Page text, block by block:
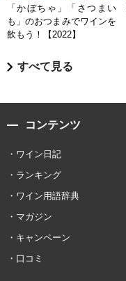
「かぼちゃ」「さつまい
も」のおつまみでワインを
飲もう！【2022】
すべて見る
コンテンツ
ワイン日記
ランキング
ワイン用語辞典
マガジン
キャンペーン
口コミ